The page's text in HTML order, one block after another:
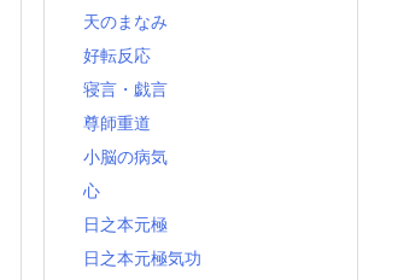
天のまなみ
好転反応
寝言・戯言
尊師重道
小脳の病気
心
日之本元極
日之本元極気功